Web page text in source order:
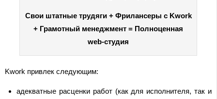
Свои штатные трудяги + Фрилансеры с Kwork
+ Грамотный менеджмент = Полноценная
web-студия
Kwork привлек следующим:
адекватные расценки работ (как для исполнителя, так и